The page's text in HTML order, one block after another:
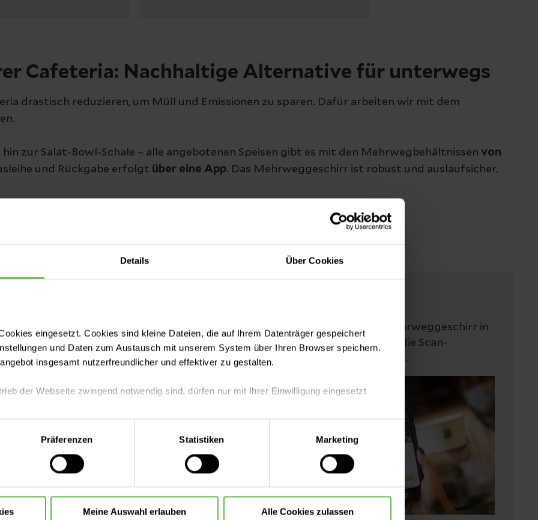
Details Über Cookies
eingesetzt. Cookies sind kleine Dateien, die auf Ihrem Datenträger gespeichert
und Daten zum Austausch mit unserem System über Ihren Browser speichern.
insgesamt nutzerfreundlicher und effektiver zu gestalten.
der Webseite zwingend notwendig sind, dürfen nur mit Ihrer Einwilligung eingesetzt
mit nur den notwendigen Cookies zu benutzen, eine individuelle Auswahl hinsichtlich der
können Sie jederzeit ändern oder widerrufen.
Präferenzen Statistiken Marketing
Meine Auswahl erlauben Alle Cookies zulassen
Cafeteria: Nachhaltige Alternative für unterwegs
drastisch reduzieren, um Müll und Emissionen zu sparen. Dafür arbeiten wir mit dem
zur Salat-Bowl-Schale – alle angebotenen Speisen gibt es mit den Mehrwegbehältnissen von
und Rückgabe erfolgt über eine App. Das Mehrweggeschirr ist robust und auslaufsicher.
von Relevo
Essen & Getränke pfandfrei mit Relevo
Mehrweggeschirr bestellen.
QR-Code auf dem Mehrweggeschirr in
der App scannen und die Scan-
Bestätgiung vorzeigen.